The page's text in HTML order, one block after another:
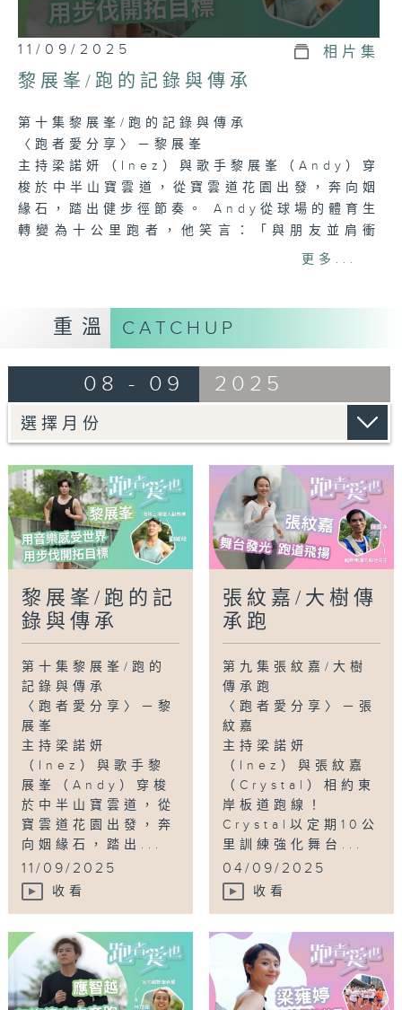
0
seconds
of
23
6
seconds
11/09/2025 相片集
黎展峯/跑的記錄與傳承
第十集黎展峯/跑的記錄與傳承
〈跑者愛分享〉－黎展峯
主持梁諾妍（Inez）與歌手黎展峯（Andy）穿
梭於中半山寶雲道，從寶雲道花園出發，奔向姻
緣石，踏出健步徑節奏。 Andy從球場的體育生
轉變為十公里跑者，他笑言：「與朋友並肩衝
刺，就是跑步最純粹的快樂！」在備戰首場半馬
道並非一帆風順，但只要不斷向前，終點自會相
逢。無論是在音樂或跑道上，保持熱忱，才是最
〈跑者愛迷思〉－如何提升跑步耐力？
想跑得更快、更遠，突破自己的極限？原來除了
跑步本身，波比跳和深蹲跳這兩個簡單又有效的
練習，能顯著提升你的耐力，增強肌力與心肺功
能，讓你輕鬆超越個人紀錄！
〈鐵人跑〉
港隊前三項鐵人代表劉峻崚（Ling Lau），退
一代三鐵學生，自己也從未忘記跑步的樂趣，繼
續積極參加各類賽事。此外，他也是跑步
vlogger，經常把學界比賽及與跑友一起奔跑
的片段記錄並分享到網上，身體力行推動跑步文
化，來一場跑步的記錄與傳承！
《跑者愛也》 Fun Run 歡樂跑
為進一步推廣跑步的樂趣，香港電台特別舉辦
「歡樂跑」活動，邀請主持梁諾妍（Inez）、
嘉賓應智越（細貓）與近一百名跑友共聚沙田運
動場，一同進行3公里慢跑，並親身體驗蒙眼視
障跑，感受運動與共融所發放的無限活力！
Tag: 黎展峯 劉峻崚,歡樂跑
更多...
重溫 CATCHUP
08 - 09 2025
黎展峯/跑的記
錄與傳承
第十集黎展峯/跑的
記錄與傳承
〈跑者愛分享〉－黎
展峯
主持梁諾妍
（Inez）與歌手黎
展峯（Andy）穿梭
於中半山寶雲道，從
寶雲道花園出發，奔
向姻緣石，踏出...
11/09/2025
收看
張紋嘉/大樹傳
承跑
第九集張紋嘉/大樹
傳承跑
〈跑者愛分享〉－張
紋嘉
主持梁諾妍
（Inez）與張紋嘉
（Crystal）相約東
岸板道跑線！
Crystal以定期10公
里訓練強化舞台...
04/09/2025
收看